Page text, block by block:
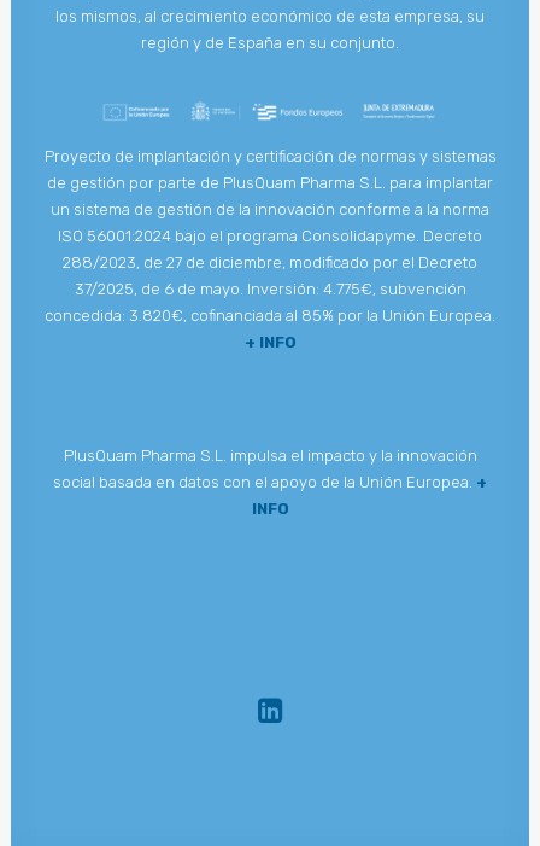
los mismos, al crecimiento económico de esta empresa, su
región y de España en su conjunto.
Proyecto de implantación y certificación de normas y sistemas
de gestión por parte de PlusQuam Pharma S.L. para implantar
un sistema de gestión de la innovación conforme a la norma
ISO 56001:2024 bajo el programa Consolidapyme. Decreto
288/2023, de 27 de diciembre, modificado por el Decreto
37/2025, de 6 de mayo. Inversión: 4.775€, subvención
concedida: 3.820€, cofinanciada al 85% por la Unión Europea.
+ INFO
PlusQuam Pharma S.L. impulsa el impacto y la innovación
social basada en datos con el apoyo de la Unión Europea. +
INFO